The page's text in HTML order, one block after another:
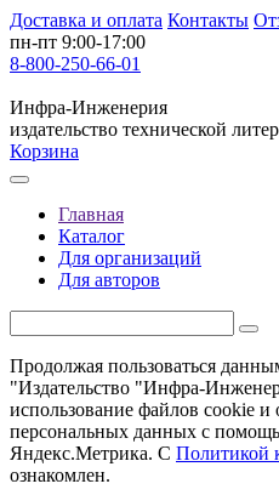
Доставка и оплата Контакты
пн-пт 9:00-17:00
8-800-250-66-01
Инфра-Инженерия
издательство технической
Корзина
Главная
Каталог
Для организаций
Для авторов
Продолжая пользоваться
"Издательство "Инфра-
использование файлов cookie и
персональных данных с
Яндекс.Метрика. С Политикой
ознакомлен.